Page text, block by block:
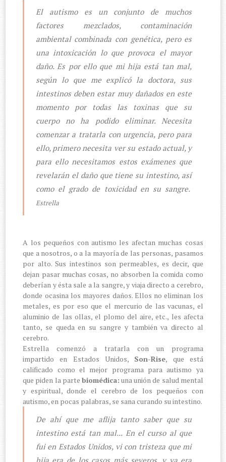
El autismo es un conjunto de muchos
factores mezclados, contaminación
ambiental combinada con genética, pero es
una intoxicación lo que provoca el mayor
daño. Es por ello que mi hija está tan mal,
según lo que me explicó la doctora, sus
intestinos deben estar muy dañados en este
momento por todas las toxinas que su
cuerpo no ha podido eliminar. Necesita
comenzar a tratarla con urgencia, pero para
ello, primero necesita ver su estado actual, y
para ello necesitamos estos exámenes que
revelarán el daño que tiene su intestino, así
como el grado de toxicidad en su sangre.
Estrella
A los pequeños con autismo les afectan muchas cosas
que a nosotros, o a la mayoría de las personas, pasamos
por alto. Sus intestinos son permeables, es decir, que
dejan pasar muchas cosas, no absorben la comida como
deberían y ésta sale a la sangre, y viaja directo a cerebro,
donde ocasina los mayores daños. Ellos no eliminan los
metales, es por eso que el mercurio de las vacunas, el
aluminio de las ollas, el plomo del aire, etc., les afecta
tanto, se queda en su sangre y también va directo al
cerebro.
Estrella comenzó a tratarla con un programa
impartido en Estados Unidos, Son-Rise, que está
calificado como el mejor programa para autismo ya
que piden la parte biomédica: una unión de salud mental
y espiritual, donde el cerebro de los pequeños con
autismo, en pocas palabras, se sana curando su intestino.
De ahí que me aflija tanto saber que su
intestino está tan mal... En el curso al que
fui en Estados Unidos, vi con tristeza que mi
hija era de los casos más severos, y ya era